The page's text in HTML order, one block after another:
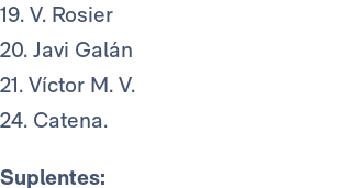
19. V. Rosier
20. Javi Galán
21. Víctor M. V.
24. Catena.
Suplentes: